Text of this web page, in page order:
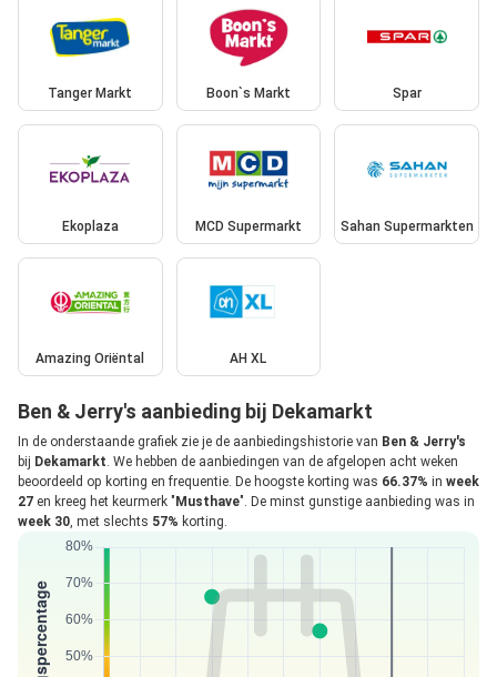
Tanger Markt Boon`s Markt Spar
Ekoplaza MCD Supermarkt Sahan Supermarkten
Amazing Oriëntal AH XL
Ben & Jerry's aanbieding bij Dekamarkt
In de onderstaande grafiek zie je de aanbiedingshistorie van Ben & Jerry's
bij Dekamarkt. We hebben de aanbiedingen van de afgelopen acht weken
beoordeeld op korting en frequentie. De hoogste korting was 66.37% in week
27 en kreeg het keurmerk " Musthave". De minst gunstige aanbieding was in
week 30, met slechts 57% korting.